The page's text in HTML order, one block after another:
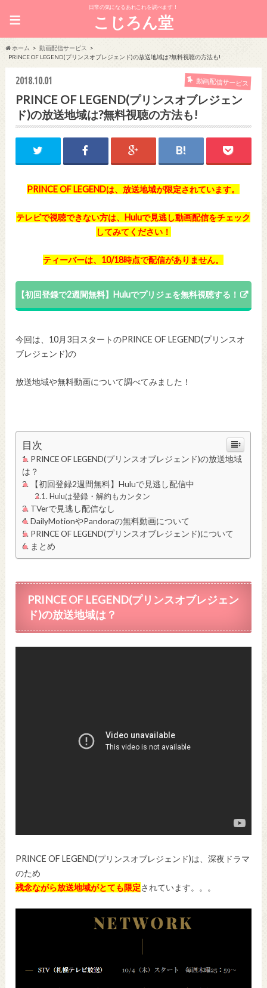
日常の気になるあれこれを調べます！
こじろん堂
≡
ホーム
動画配信サービス
PRINCE OF LEGEND(プリンスオブレジェンド)の放送地域は?無料視聴の方法も!
2018.10.01 動画配信サービス
PRINCE OF LEGEND(プリンスオブレジェン
ド)の放送地域は?無料視聴の方法も!
PRINCE OF LEGENDは、放送地域が限定されています。
テレビで視聴できない方は、Huluで見逃し動画配信をチェック
してみてください！
ティーバーは、10/18時点で配信がありません。
【初回登録で2週間無料】Huluでプリジェを無料視聴する！
今回は、10月3日スタートのPRINCE OF LEGEND(プリンスオ
ブレジェンド)の
放送地域や無料動画について調べてみました！
目次
PRINCE OF LEGEND(プリンスオブレジェンド)の放送地域
は？
【初回登録2週間無料】Huluで見逃し配信中
Huluは登録・解約もカンタン
TVerで見逃し配信なし
DailyMotionやPandoraの無料動画について
PRINCE OF LEGEND(プリンスオブレジェンド)について
まとめ
PRINCE OF LEGEND(プリンスオブレジェン
ド)の放送地域は？
PRINCE OF LEGEND(プリンスオブレジェンド)は、深夜ドラマ
のため
残念ながら放送地域がとても限定されています。。。